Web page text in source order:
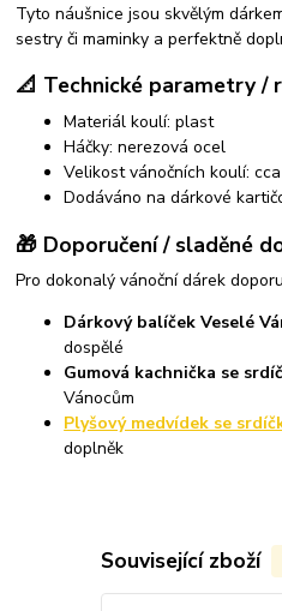
Tyto náušnice jsou skvělým
sestry či maminky a perfektně
📐 Technické parametry /
Materiál koulí: plast
Háčky: nerezová ocel
Velikost vánočních koulí:
Dodáváno na dárkové
🎁 Doporučení / sladěné
Pro dokonalý vánoční dárek
Dárkový balíček Veselé
dospělé
Gumová kachnička se
Vánocům
Plyšový medvídek se
doplněk
Související zboží